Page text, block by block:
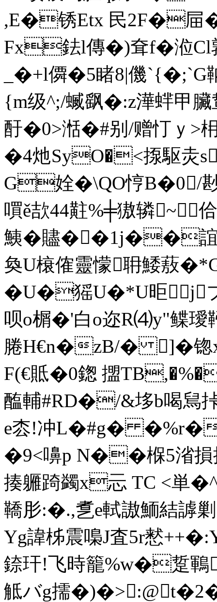
,E�锈Etx 民2F�屇�
Fx鉣l傳�)耷f�涖Cl
_�+l僲�5睹8|僟
{m级^;/蝛飖�:z澕蝆甲
酑�0>湉�#别/赠忊ｙ>
�4灺SyO�<揼駆灻s
G姾�\QO悙
嘪ě欯44 黈%╪獓辚
鮧�贐��1j��誼
奐U榱傕靈懞耼鯘蔜
�U�猺U�*U昛j
呗o榍�'白o迩R⑷y"鲽
腃H€n�zB/� ]�
F(€貾�0鍯 擝
醢輔#RD�/&垑b喝舃
e枩!冲L�#g� �%r�
�9<嚊p N��椺5渻損
揍軅踦蠲x忈 TC <単
鞽肜:�.,乽e軾謸鮞結
Yg諱柹震嘄J査5r慭
錼玕!飞時籠%w�踅鶤
觝バg擩